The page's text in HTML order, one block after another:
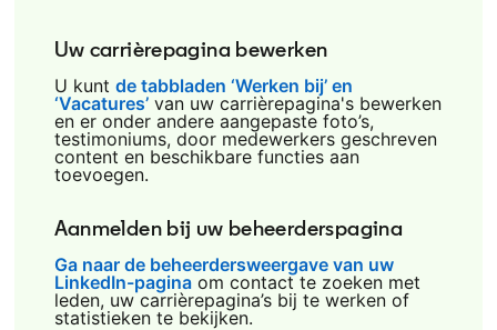
Uw carrièrepagina bewerken
U kunt de tabbladen ‘Werken bij’ en
‘Vacatures’opens in a new tab
van uw carrièrepagina's bewerken
en er onder andere aangepaste foto’s,
testimoniums, door medewerkers geschreven
content en beschikbare functies aan
toevoegen.
Aanmelden bij uw beheerderspagina
Ga naar de beheerdersweergave van uw
LinkedIn-paginaopens in a new tab
om contact te zoeken met
leden, uw carrièrepagina’s bij te werken of
statistieken te bekijken.